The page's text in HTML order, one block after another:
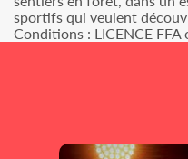
sportifs qui veulent
Conditions : LICENCE FFA